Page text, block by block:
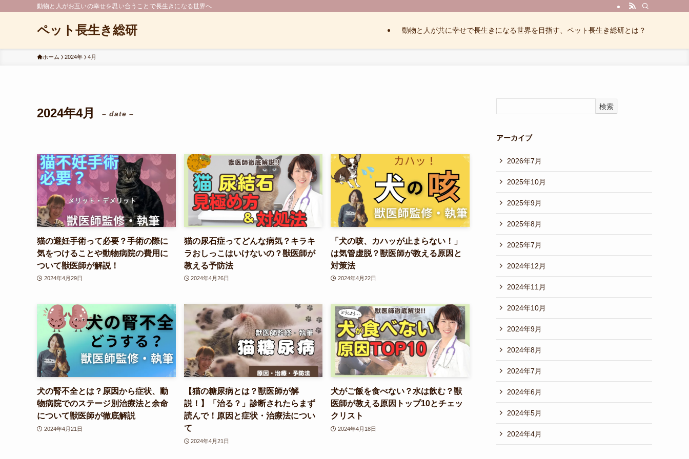
動物と人がお互いの幸せを思い合うことで長生きになる世界へ
ペット長生き総研 動物と人が共に幸せで長生きになる世界を目指す、ペット長生き総研とは？
ホーム 2024年 4月
2024年4月 – date –
猫の避妊手術って必要？手術の際に
気をつけることや動物病院の費用に
ついて獣医師が解説！
2024年4月29日
猫の尿石症ってどんな病気？キラキ
ラおしっこはいけないの？獣医師が
教える予防法
2024年4月26日
「犬の咳、カハッが止まらない！」
は気管虚脱？獣医師が教える原因と
対策法
2024年4月22日
犬の腎不全とは？原因から症状、動
物病院でのステージ別治療法と余命
について獣医師が徹底解説
2024年4月21日
【猫の糖尿病とは？獣医師が解
説！】「治る？」診断されたらまず
読んで！原因と症状・治療法につい
て
2024年4月21日
犬がご飯を食べない？水は飲む？獣
医師が教える原因トップ10とチェッ
クリスト
2024年4月18日
検索
アーカイブ
2026年7月
2025年10月
2025年9月
2025年8月
2025年7月
2024年12月
2024年11月
2024年10月
2024年9月
2024年8月
2024年7月
2024年6月
2024年5月
2024年4月